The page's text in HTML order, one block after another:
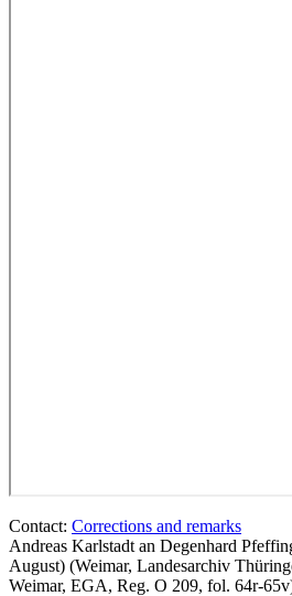
Contact: Corrections and remarks
Andreas Karlstadt an Degenhard
August) (Weimar, Landesarchiv
Weimar, EGA, Reg. O 209, fol. 64r-